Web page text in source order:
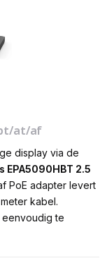
at/af
display via de
EPA5090HBT 2.5
PoE adapter levert
kabel.
eenvoudig te